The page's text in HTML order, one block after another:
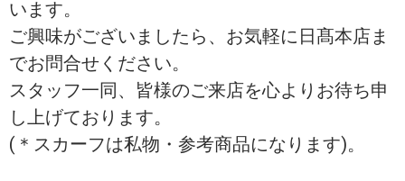
います。
ご興味がございましたら、お気軽に日髙本店ま
でお問合せください。
スタッフ一同、皆様のご来店を心よりお待ち申
し上げております。
(＊スカーフは私物・参考商品になります)。